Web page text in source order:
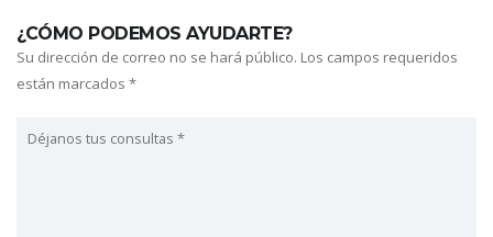
¿CÓMO PODEMOS AYUDARTE?
Su dirección de correo no se hará público. Los campos requeridos
están marcados *